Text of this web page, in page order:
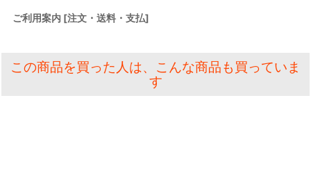
ご利用案内 [注文・送料・支払]
この商品を買った人は、こんな商品も買っていま
す